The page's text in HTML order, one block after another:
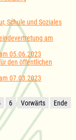
Schule und Soziales
am
05.06.2023
den öffentlichen
07.03.2023
6 Vorwärts Ende